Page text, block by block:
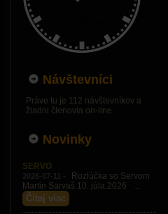
Návštevníci
Práve tu je 112 návštevníkov a
žiadni členovia on-line
Novinky
SERVO
2026-07-11 -
Rozlúčka so Servom
Martin Sarvaš 10. júla.2026 ...
Čítaj viac